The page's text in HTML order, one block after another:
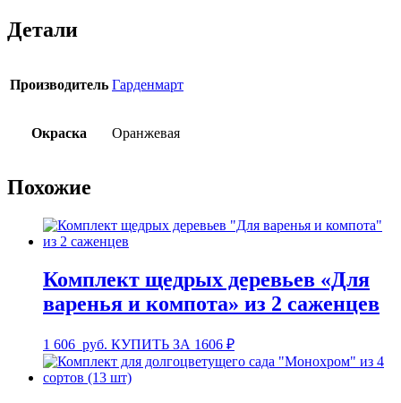
Детали
Производитель Гарденмарт
Окраска Оранжевая
Похожие
Комплект щедрых деревьев «Для
варенья и компота» из 2 саженцев
1 606 руб. КУПИТЬ ЗА 1606 ₽